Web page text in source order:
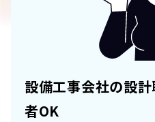
設備工事会社の設
者OK